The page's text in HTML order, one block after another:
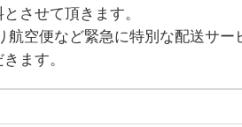
させて頂きます。
航空便など緊急に特別な配送サ
ます。